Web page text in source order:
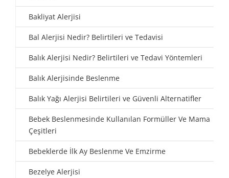
Bakliyat Alerjisi
Bal Alerjisi Nedir? Belirtileri ve Tedavisi
Balık Alerjisi Nedir? Belirtileri ve Tedavi Yöntemleri
Balık Alerjisinde Beslenme
Balık Yağı Alerjisi Belirtileri ve Güvenli Alternatifler
Bebek Beslenmesinde Kullanılan Formüller Ve Mama
Çeşitleri
Bebeklerde İlk Ay Beslenme Ve Emzirme
Bezelye Alerjisi